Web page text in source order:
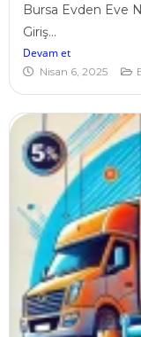
Bursa Evden Eve
Giriş...
Devam et
Nisan 6, 2025